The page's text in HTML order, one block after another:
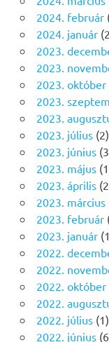
2024. február
2024. január
2023.
2023.
2023. október
2023.
2023.
2023. július(2)
2023. június
2023. május
2023. április
2023. március
2023. február
2023. január
2022.
2022.
2022. október
2022.
2022. július(1)
2022. június